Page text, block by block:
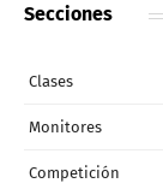
Secciones
Clases
Monitores
Competición